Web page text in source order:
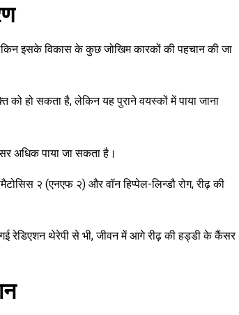
इसके विकास के कुछ जोखिम कारकों की पहचान की जा
को हो सकता है, लेकिन यह पुराने वयस्कों में पाया जाना
अधिक पाया जा सकता है।
२ (एनएफ २) और वॉन हिप्पेल-लिन्डौ रोग, रीढ़ की
रेडिएशन थेरेपी से भी, जीवन में आगे रीढ़ की हड्डी के कैंसर